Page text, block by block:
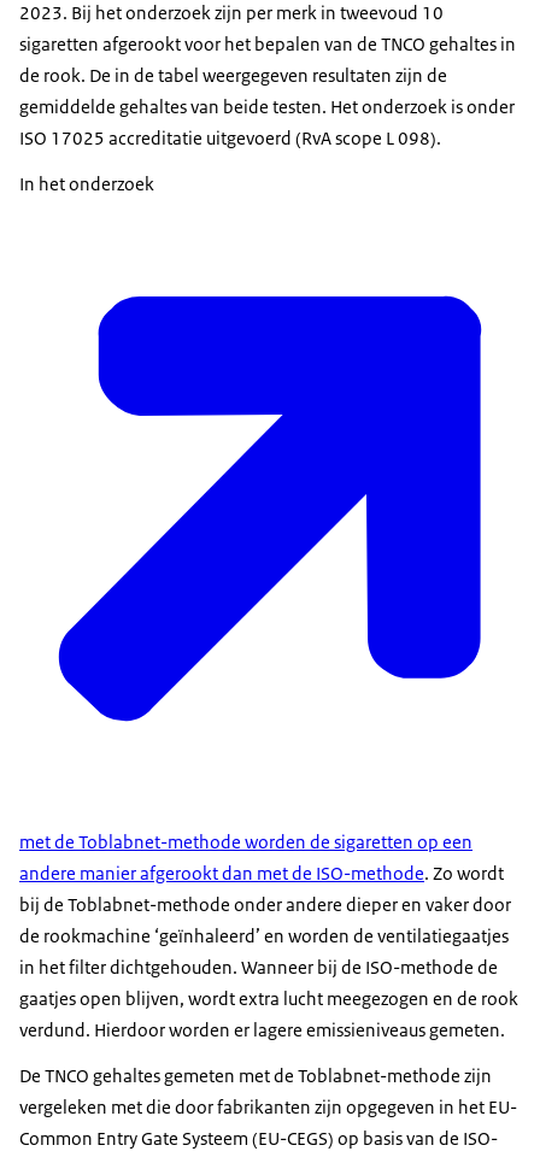
2023. Bij het onderzoek zijn per merk in tweevoud 10
sigaretten afgerookt voor het bepalen van de TNCO gehaltes in
de rook. De in de tabel weergegeven resultaten zijn de
gemiddelde gehaltes van beide testen. Het onderzoek is onder
ISO 17025 accreditatie uitgevoerd (RvA scope L 098).
In het onderzoek
met de Toblabnet-methode worden de sigaretten op een
andere manier afgerookt dan met de ISO-methode. Zo wordt
bij de Toblabnet-methode onder andere dieper en vaker door
de rookmachine ‘geïnhaleerd’ en worden de ventilatiegaatjes
in het filter dichtgehouden. Wanneer bij de ISO-methode de
gaatjes open blijven, wordt extra lucht meegezogen en de rook
verdund. Hierdoor worden er lagere emissieniveaus gemeten.
De TNCO gehaltes gemeten met de Toblabnet-methode zijn
vergeleken met die door fabrikanten zijn opgegeven in het EU-
Common Entry Gate Systeem (EU-CEGS) op basis van de ISO-